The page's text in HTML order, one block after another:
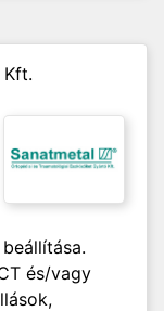
Kft.
és/vagy